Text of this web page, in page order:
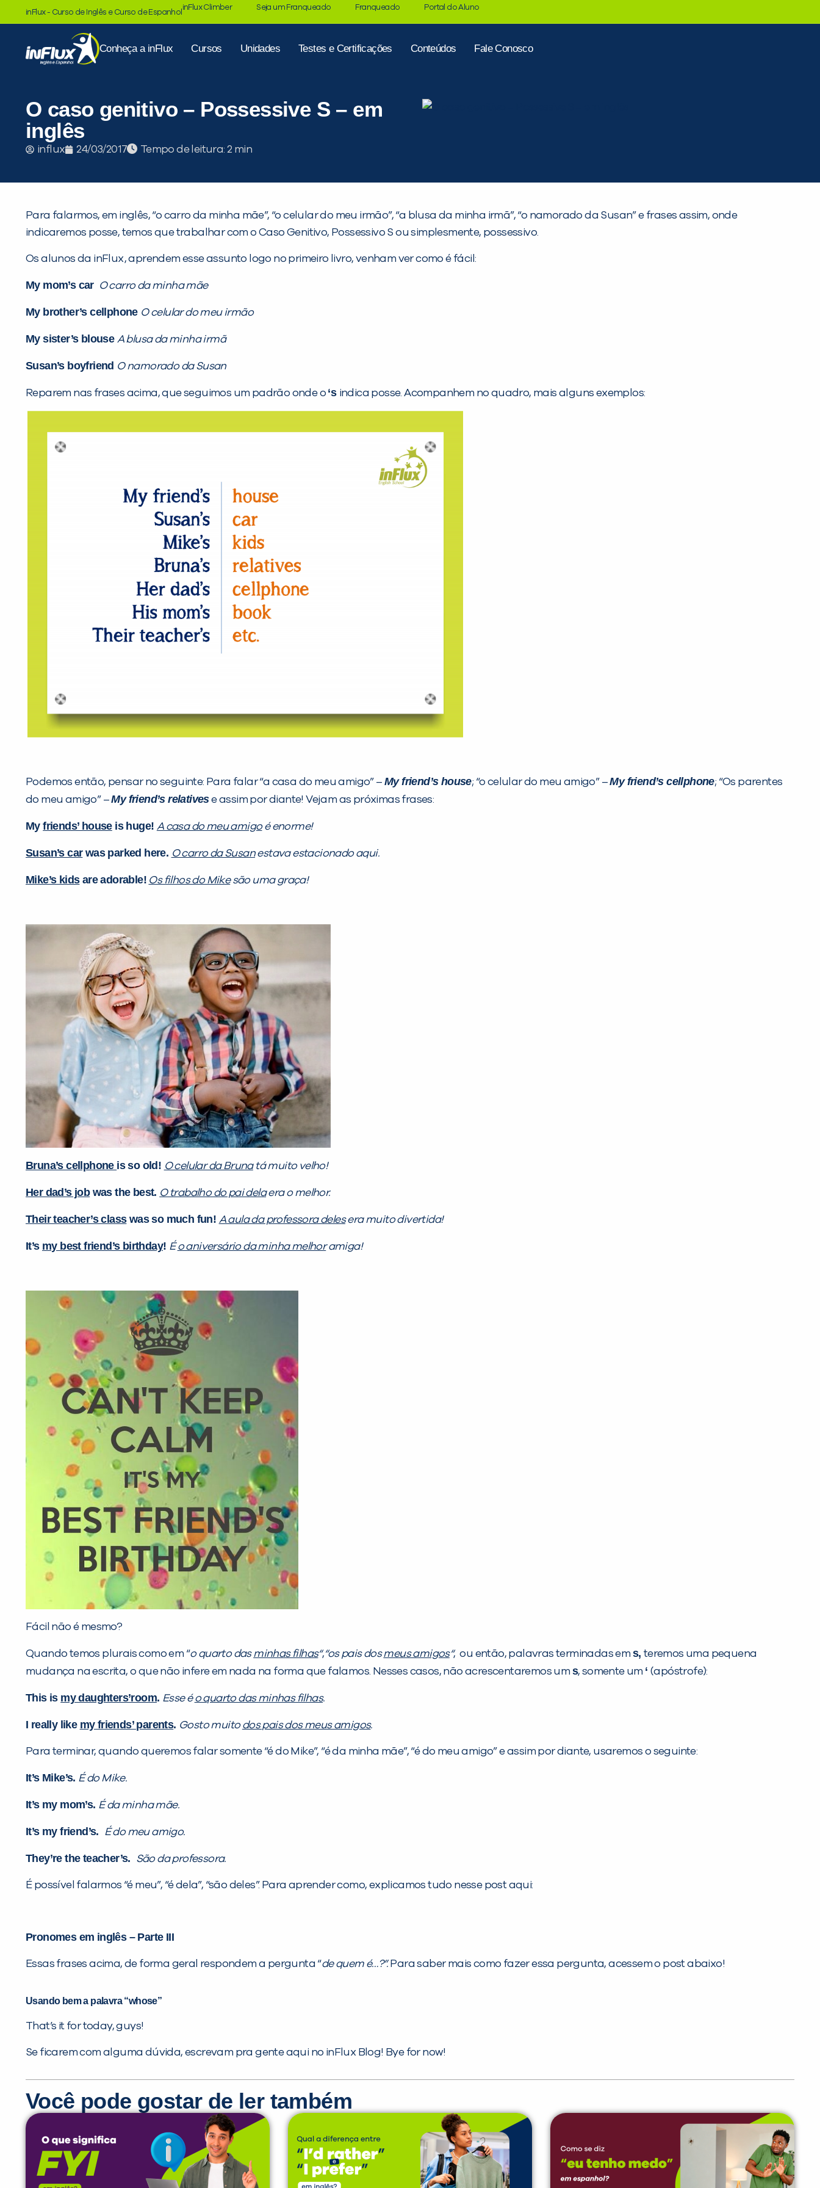
inFlux - Curso de Inglês e Curso de Espanhol
inFlux Climber Seja um Franqueado Franqueado Portal do Aluno
Conheça a inFlux Cursos Unidades Testes e Certificações Conteúdos Fale Conosco
O caso genitivo – Possessive S – em
inglês
influx 24/03/2017 Tempo de leitura:
Para falarmos, em inglês, “o carro da minha mãe”, “o celular do meu irmão”, “a blusa da minha irmã”, “o namorado da Susan” e frases assim, onde
indicaremos posse, temos que trabalhar com o Caso Genitivo, Possessivo S ou simplesmente, possessivo.
Os alunos da inFlux, aprendem esse assunto logo no primeiro livro, venham ver como é fácil:
My mom’s car O carro da minha mãe
My brother’s cellphone O celular do meu irmão
My sister’s blouse A blusa da minha irmã
Susan’s boyfriend O namorado da Susan
Reparem nas frases acima, que seguimos um padrão onde o ‘s indica posse. Acompanhem no quadro, mais alguns exemplos:
Podemos então, pensar no seguinte: Para falar “a casa do meu amigo” – My friend’s house; “o celular do meu amigo” –My friend’s cellphone; “Os parentes
do meu amigo” –My friend’s relativese assim por diante! Vejam as próximas frases:
Myfriends’ houseis huge! A casa do meu amigoé enorme!
Susan’s carwas parked here. O carro da Susanestava estacionado aqui.
Mike’s kidsare adorable! Os filhos do Mikesão uma graça!
Bruna’s cellphone is so old! O celular da Brunatá muito velho!
Her dad’s jobwas the best. O trabalho do pai delaera o melhor.
Their teacher’s classwas so much fun! A aula da professora delesera muito divertida!
It’s my best friend’s birthday! Éo aniversário da minha melhoramiga!
Fácil não é mesmo?
Quando temos plurais como em “o quarto dasminhas filhas“,“os pais dosmeus amigos“, ou então, palavras terminadas em s, teremos uma pequena
mudança na escrita, o que não infere em nada na forma que falamos. Nesses casos, não acrescentaremos um s, somente um ‘(apóstrofe):
This is my daughters’room. Esse éo quarto das minhas filhas.
I really like my friends’ parents. Gosto muitodos pais dos meus amigos.
Para terminar, quando queremos falar somente “é do Mike”, “é da minha mãe”, “é do meu amigo” e assim por diante, usaremos o seguinte:
It’s Mike’s. É do Mike.
It’s my mom’s. É da minha mãe.
It’s my friend’s. É do meu amigo.
They’re the teacher’s. São da professora.
É possível falarmos “é meu”, “é dela”, “são deles”. Para aprender como, explicamos tudo nesse post aqui:
Pronomes em inglês – Parte III
Essas frases acima, de forma geral respondem a pergunta “de quem é…?”. Para saber mais como fazer essa pergunta, acessem o post abaixo!
Usando bem a palavra “whose”
That’s it for today, guys!
Se ficarem com alguma dúvida, escrevam pra gente aqui no inFlux Blog! Bye for now!
Você pode gostar de ler também
PEÇA UMA DEMONSTRAÇÃO DE MÉTODO